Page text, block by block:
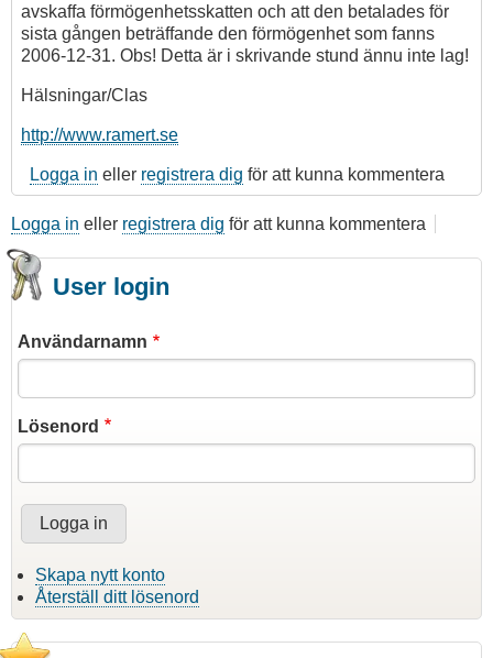
avskaffa förmögenhetsskatten och att den betalades för
sista gången beträffande den förmögenhet som fanns
2006-12-31. Obs! Detta är i skrivande stund ännu inte lag!
Hälsningar/Clas
http://www.ramert.se
Logga in eller registrera dig för att kunna kommentera
Logga in eller registrera dig för att kunna kommentera
User login
Användarnamn
Lösenord
Skapa nytt konto
Återställ ditt lösenord